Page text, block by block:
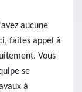
aucune
faites appel à
Vous
se
à